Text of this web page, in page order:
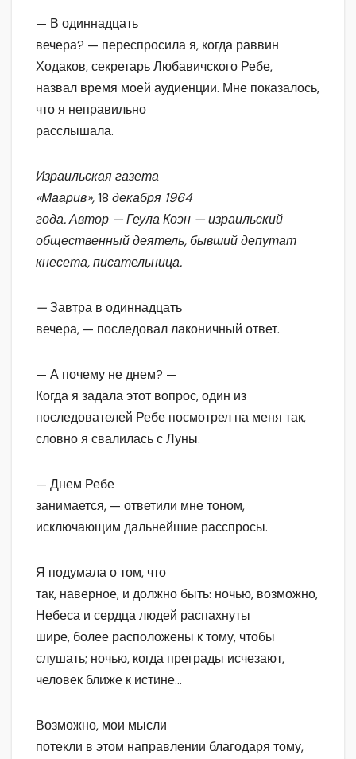
— В одиннадцать
вечера? — переспросила я, когда раввин
Ходаков, секретарь Любавичского Ребе,
назвал время моей аудиенции. Мне показалось,
что я неправильно
расслышала.
Израильская газета
«Маарив»,18 декабря 1964
года. Автор — Геула Коэн — израильский
общественный деятель, бывший депутат
кнесета, писательница.
—Завтра в одиннадцать
вечера, — последовал лаконичный ответ.
— А почему не днем? —
Когда я задала этот вопрос, один из
последователей Ребе посмотрел на меня так,
словно я свалилась с Луны.
— Днем Ребе
занимается, — ответили мне тоном,
исключающим дальнейшие расспросы.
Я подумала о том, что
так, наверное, и должно быть: ночью, возможно,
Небеса и сердца людей распахнуты
шире, более расположены к тому, чтобы
слушать; ночью, когда преграды исчезают,
человек ближе к истине…
Возможно, мои мысли
потекли в этом направлении благодаря тому,